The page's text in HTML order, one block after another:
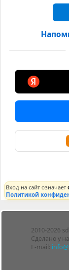
Вход на сайт означает
Политикой
2010-2026
Сделано у
E-mail:
Блоги
Люди
Политика